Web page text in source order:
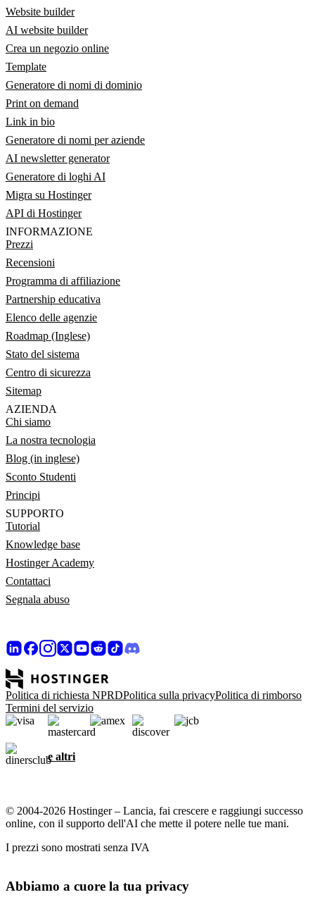
Website builder
AI website builder
Crea un negozio online
Template
Generatore di nomi di dominio
Print on demand
Link in bio
Generatore di nomi per aziende
AI newsletter generator
Generatore di loghi AI
Migra su Hostinger
API di Hostinger
INFORMAZIONE
Prezzi
Recensioni
Programma di affiliazione
Partnership educativa
Elenco delle agenzie
Roadmap (Inglese)
Stato del sistema
Centro di sicurezza
Sitemap
AZIENDA
Chi siamo
La nostra tecnologia
Blog (in inglese)
Sconto Studenti
Principi
SUPPORTO
Tutorial
Knowledge base
Hostinger Academy
Contattaci
Segnala abuso
Politica di richiesta NPRDPolitica sulla privacyPolitica di rimborso
Termini del servizio
e altri
© 2004-2026 Hostinger – Lancia, fai crescere e raggiungi successo
online, con il supporto dell'AI che mette il potere nelle tue mani.
I prezzi sono mostrati senza IVA
Abbiamo a cuore la tua privacy